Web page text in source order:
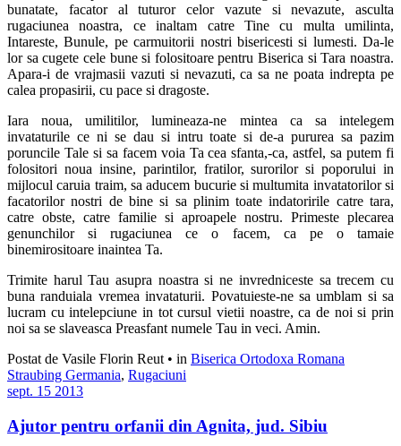
bunatate, facator al tuturor celor vazute si nevazute, asculta
rugaciunea noastra, ce inaltam catre Tine cu multa umilinta,
Intareste, Bunule, pe carmuitorii nostri bisericesti si lumesti. Da-le
lor sa cugete cele bune si folositoare pentru Biserica si Tara noastra.
Apara-i de vrajmasii vazuti si nevazuti, ca sa ne poata indrepta pe
calea propasirii, cu pace si dragoste.
Iara noua, umilitilor, lumineaza-ne mintea ca sa intelegem
invataturile ce ni se dau si intru toate si de-a pururea sa pazim
poruncile Tale si sa facem voia Ta cea sfanta,-ca, astfel, sa putem fi
folositori noua insine, parintilor, fratilor, surorilor si poporului in
mijlocul caruia traim, sa aducem bucurie si multumita invatatorilor si
facatorilor nostri de bine si sa plinim toate indatoririle catre tara,
catre obste, catre familie si aproapele nostru. Primeste plecarea
genunchilor si rugaciunea ce o facem, ca pe o tamaie
binemirositoare inaintea Ta.
Trimite harul Tau asupra noastra si ne invredniceste sa trecem cu
buna randuiala vremea invataturii. Povatuieste-ne sa umblam si sa
lucram cu intelepciune in tot cursul vietii noastre, ca de noi si prin
noi sa se slaveasca Preasfant numele Tau in veci. Amin.
Postat de Vasile Florin Reut • in Biserica Ortodoxa Romana
Straubing Germania, Rugaciuni
sept. 15 2013
Ajutor pentru orfanii din Agnita, jud. Sibiu